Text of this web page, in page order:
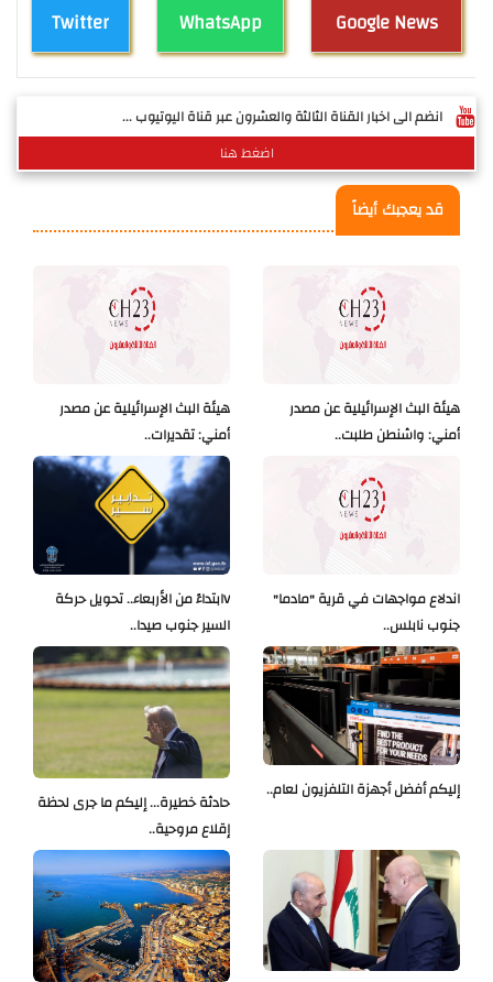
Twitter WhatsApp Google News
انضم الى اخبار القناة الثالثة والعشرون عبر قناة اليوتيوب ...
اضغط هنا
قد يعجبك أيضاً
هيئة البث الإسرائيلية عن مصدر
أمني: تقديرات..
هيئة البث الإسرائيلية عن مصدر
أمني: واشنطن طلبت..
Vابتداءً من الأربعاء.. تحويل حركة
السير جنوب صيدا..
اندلاع مواجهات في قرية "مادما"
جنوب نابلس..
حادثة خطيرة... إليكم ما جرى لحظة
إقلاع مروحية..
إليكم أفضل أجهزة التلفزيون لعام..